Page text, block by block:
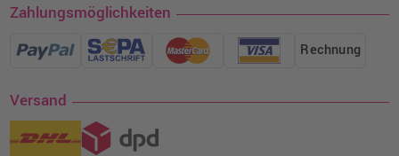
Zahlungsmöglichkeiten
Rechnung
Versand